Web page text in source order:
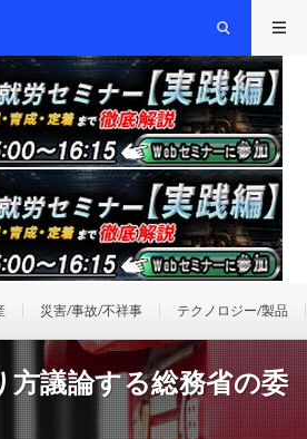
災害/事故/不祥事 テクノロジー/製品
方議論する総務省の委